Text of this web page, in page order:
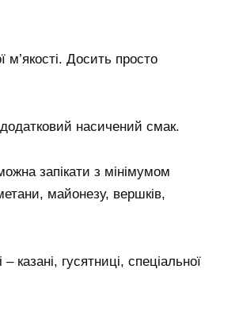
Досить просто
насичений смак.
запікати з мінімумом
майонезу, вершків,
гусятниці, спеціальної